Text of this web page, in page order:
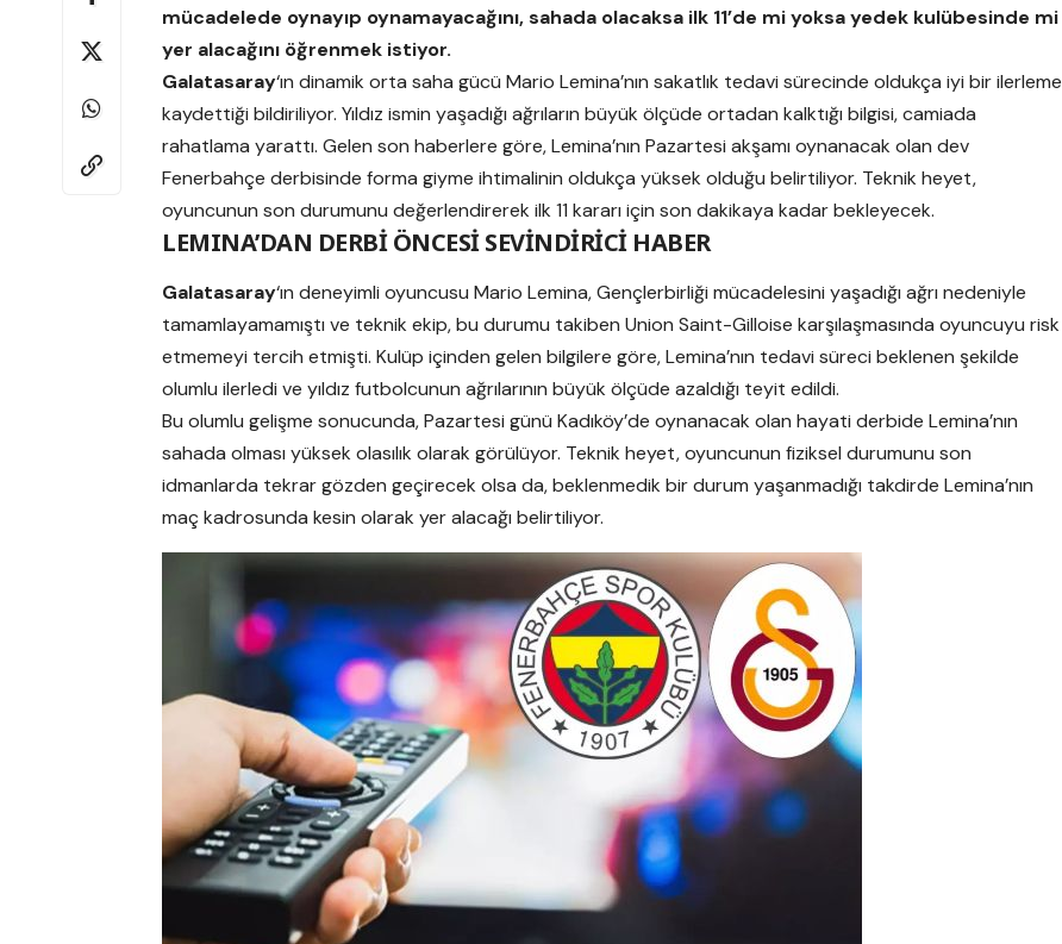
mücadelede oynayıp oynamayacağını, sahada olacaksa ilk 11’de mi yoksa yedek kulübesinde mi
yer alacağını öğrenmek istiyor.
Galatasaray‘ın dinamik orta saha gücü Mario Lemina’nın sakatlık tedavi sürecinde oldukça iyi bir ilerleme
kaydettiği bildiriliyor. Yıldız ismin yaşadığı ağrıların büyük ölçüde ortadan kalktığı bilgisi, camiada
rahatlama yarattı. Gelen son haberlere göre, Lemina’nın Pazartesi akşamı oynanacak olan dev
Fenerbahçe derbisinde forma giyme ihtimalinin oldukça yüksek olduğu belirtiliyor. Teknik heyet,
oyuncunun son durumunu değerlendirerek ilk 11 kararı için son dakikaya kadar bekleyecek.
LEMINA’DAN DERBİ ÖNCESİ SEVİNDİRİCİ HABER
Galatasaray‘ın deneyimli oyuncusu Mario Lemina, Gençlerbirliği mücadelesini yaşadığı ağrı nedeniyle
tamamlayamamıştı ve teknik ekip, bu durumu takiben Union Saint-Gilloise karşılaşmasında oyuncuyu risk
etmemeyi tercih etmişti. Kulüp içinden gelen bilgilere göre, Lemina’nın tedavi süreci beklenen şekilde
olumlu ilerledi ve yıldız futbolcunun ağrılarının büyük ölçüde azaldığı teyit edildi.
Bu olumlu gelişme sonucunda, Pazartesi günü Kadıköy’de oynanacak olan hayati derbide Lemina’nın
sahada olması yüksek olasılık olarak görülüyor. Teknik heyet, oyuncunun fiziksel durumunu son
idmanlarda tekrar gözden geçirecek olsa da, beklenmedik bir durum yaşanmadığı takdirde Lemina’nın
maç kadrosunda kesin olarak yer alacağı belirtiliyor.